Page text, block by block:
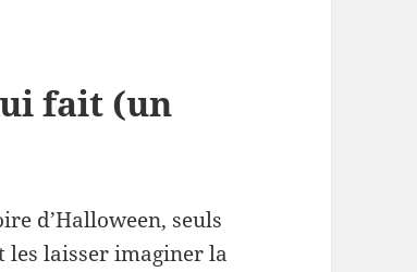
fait (un
d’Halloween, seuls
les laisser imaginer la